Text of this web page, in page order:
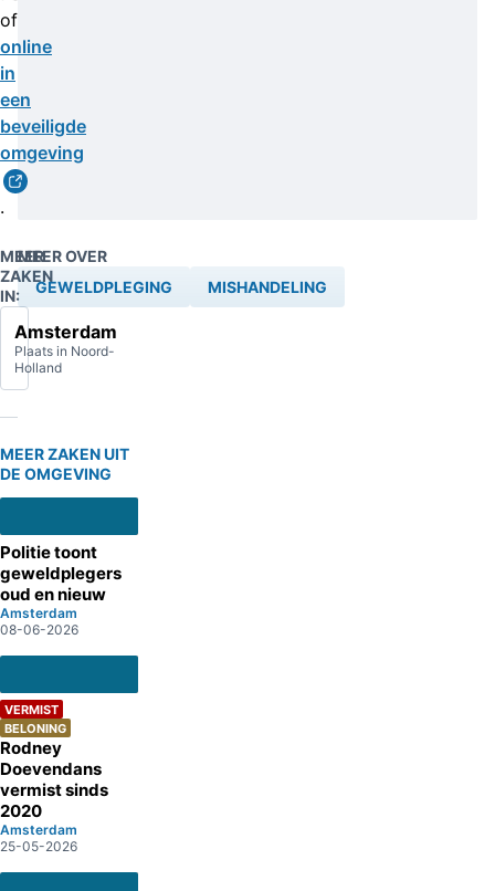
of
online
in
een
beveiligde
omgeving
.
MEER
ZAKEN
IN:
Amsterdam
Plaats in Noord-
Holland
MEER OVER
GEWELDPLEGING
MISHANDELING
MEER ZAKEN UIT
DE OMGEVING
Politie toont
geweldplegers
oud en nieuw
Amsterdam
08-06-2026
VERMIST
BELONING
Rodney
Doevendans
vermist sinds
2020
Amsterdam
25-05-2026